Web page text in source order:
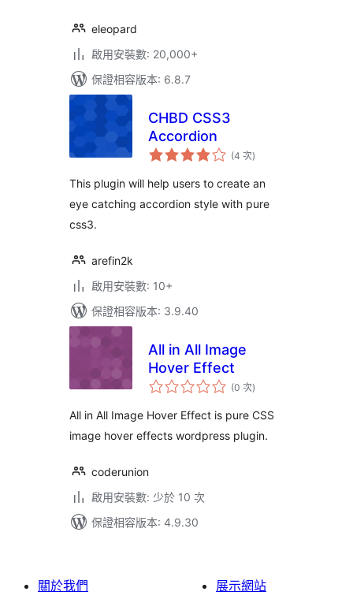
eleopard
啟用安裝數: 20,000+
保證相容版本: 6.8.7
CHBD CSS3
Accordion
(4 次評
分
數
)
This plugin will help users to create an
eye catching accordion style with pure
css3.
arefin2k
啟用安裝數: 10+
保證相容版本: 3.9.40
All in All Image
Hover Effect
(0 次評
分
數
)
All in All Image Hover Effect is pure CSS
image hover effects wordpress plugin.
coderunion
啟用安裝數: 少於 10 次
保證相容版本: 4.9.30
關於我們
展示網站